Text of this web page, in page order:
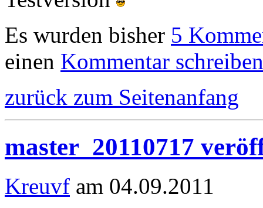
Es wurden bisher 5
einen Kommentar schreiben
zurück zum Seitenanfang
master_20110717
Kreuvf am 04.09.2011